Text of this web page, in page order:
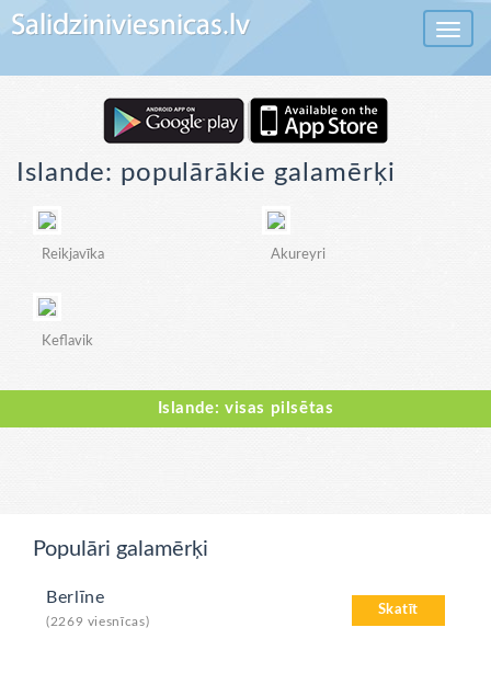
Toggle
Islande: populārākie galamērķi
Reikjavīka Akureyri
Keflavik
Islande: visas pilsētas
Populāri galamērķi
Skatīt
Berlīne
(2269 viesnīcas)